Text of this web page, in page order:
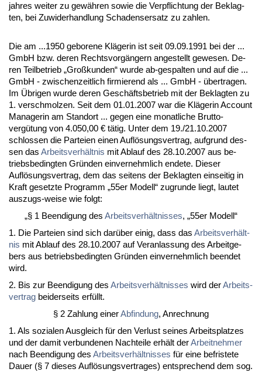
jah­res wei­ter zu gewähren so­wie die Ver­pflich­tung der Be­klag­
ten, bei Zu­wi­der­hand­lung Scha­dens­er­satz zu zah­len.
Die am ...1950 ge­bo­re­ne Kläge­rin ist seit 09.09.1991 bei der ...
GmbH bzw. de­ren Rechts­vorgängern an­ge­stellt ge­we­sen. De­
ren Teil­be­trieb „Großkun­den“ wur­de ab-ge­spal­ten und auf die ...
GmbH - zwi­schen­zeit­lich fir­mie­rend als ... GmbH - über­tra­gen.
Im Übri­gen wur­de de­ren Geschäfts­be­trieb mit der Be­klag­ten zu
1. ver­schmol­zen. Seit dem 01.01.2007 war die Kläge­rin Ac­count
Ma­na­ge­rin am Stand­ort ... ge­gen ei­ne mo­nat­li­che Brut­to­
vergütung von 4.050,00 € tätig. Un­ter dem 19./21.10.2007
schlos­sen die Par­tei­en ei­nen Auflösungs­ver­trag, auf­grund des­
sen das Ar­beits­verhält­nis mit Ab­lauf des 28.10.2007 aus be­
triebs­be­ding­ten Gründen ein­ver­nehm­lich en­de­te. Die­ser
Auflösungs­ver­trag, dem das sei­tens der Be­klag­ten ein­sei­tig in
Kraft ge­setz­te Pro­gramm „55er Mo­dell“ zu­grun­de liegt, lau­tet
aus­zugs-wei­se wie folgt:
„§ 1 Be­en­di­gung des Ar­beits­verhält­nis­ses, „55er Mo­dell“
1. Die Par­tei­en sind sich darüber ei­nig, dass das Ar­beits­verhält­
nis mit Ab­lauf des 28.10.2007 auf Ver­an­las­sung des Ar­beit­ge­
bers aus be­triebs­be­ding­ten Gründen ein­ver­nehm­lich be­en­det
wird.
2. Bis zur Be­en­di­gung des Ar­beits­verhält­nis­ses wird derAr­beits­
ver­trag bei­der­seits erfüllt.
§ 2 Zah­lung ei­nerAb­fin­dung, An­rech­nung
1. Als so­zia­len Aus­gleich für den Ver­lust sei­nes Ar­beits­plat­zes
und der da­mit ver­bun­de­nen Nach­tei­le erhält derAr­beit­neh­mer
nach Be­en­di­gung des Ar­beits­verhält­nis­ses für ei­ne be­fris­te­te
Dau­er (§ 7 die­ses Auflösungs­ver­tra­ges) ent­spre­chend dem sog.